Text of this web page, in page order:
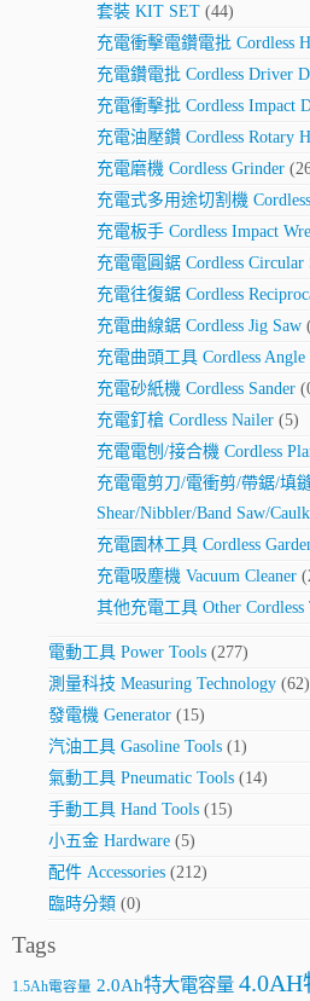
套裝 KIT SET (44)
充電衝擊電鑽電批 Cordless
充電鑽電批 Cordless Driver
充電衝擊批 Cordless Impact
充電油壓鑽 Cordless Rotary
充電磨機 Cordless Grinder
充電式多用途切割機
充電板手 Cordless Impact
充電電圓鋸 Cordless Circular
充電往復鋸 Cordless
充電曲線鋸 Cordless Jig Saw
充電曲頭工具 Cordless Angle
充電砂紙機 Cordless Sander
充電釘槍 Cordless Nailer (5)
充電電刨/接合機 Cordless
充電電剪刀/電衝剪/帶鋸/填
Shear/Nibbler/Band Saw/
充電園林工具 Cordless
充電吸塵機 Vacuum Cleaner
其他充電工具 Other Cordless
電動工具 Power Tools (277)
測量科技 Measuring Technology (62)
發電機 Generator (15)
汽油工具 Gasoline Tools (1)
氣動工具 Pneumatic Tools (14)
手動工具 Hand Tools (15)
小五金 Hardware (5)
配件 Accessories (212)
臨時分類 (0)
Tags
1.5Ah電容量 2.0Ah特大電容量